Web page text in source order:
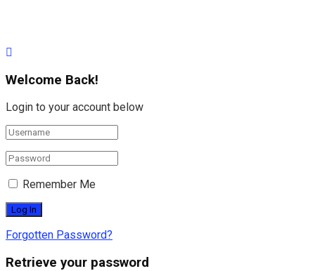
Welcome Back!
Login to your account below
Remember Me
Forgotten Password?
Retrieve your password